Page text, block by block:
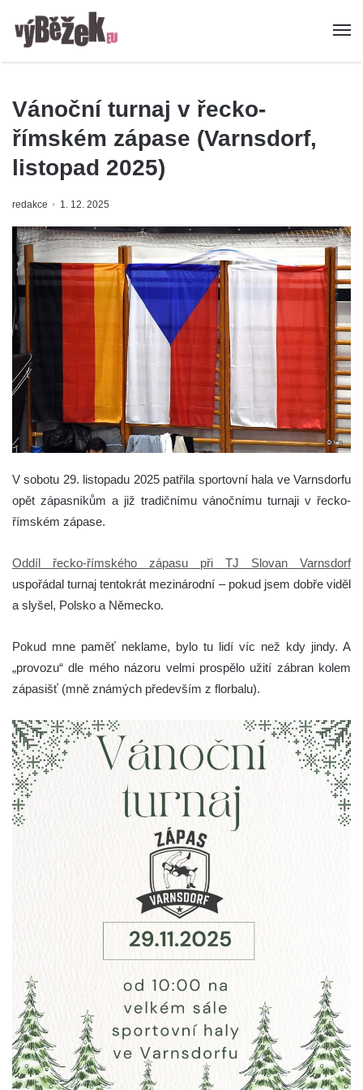
Vánoční turnaj v řecko-
římském zápase (Varnsdorf,
listopad 2025)
redakce 1. 12. 2025
V sobotu 29. listopadu 2025 patřila sportovní hala ve Varnsdorfu
opět zápasníkům a již tradičnímu vánočnímu turnaji v řecko-
římském zápase.
Oddíl řecko-římského zápasu při TJ Slovan Varnsdorf
uspořádal turnaj tentokrát mezinárodní – pokud jsem dobře viděl
a slyšel, Polsko a Německo.
Pokud mne paměť neklame, bylo tu lidí víc než kdy jindy. A
„provozu“ dle mého názoru velmi prospělo užití zábran kolem
zápasišť (mně známých především z florbalu).